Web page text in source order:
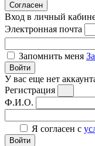
Согласен
Вход в личный
Электронная почта
Запомнить меня
Войти
У вас еще нет
Регистрация
Ф.И.О.
Я согласен с
Войти